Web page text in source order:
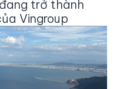
trở thành
Vingroup